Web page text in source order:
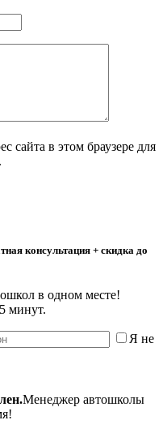
сайта в этом браузере для
консультация + скидка до
в одном месте!
минут.
Я не
Менеджер автошколы